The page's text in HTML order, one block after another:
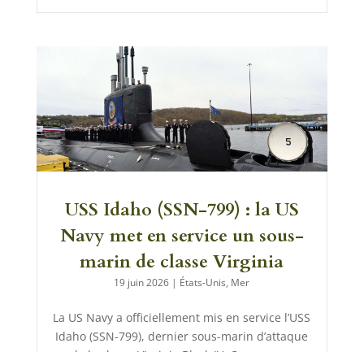
USS Idaho (SSN-799) : la US
Navy met en service un sous-
marin de classe Virginia
19 juin 2026 | États-Unis, Mer
La US Navy a officiellement mis en service l’USS
Idaho (SSN-799), dernier sous-marin d’attaque